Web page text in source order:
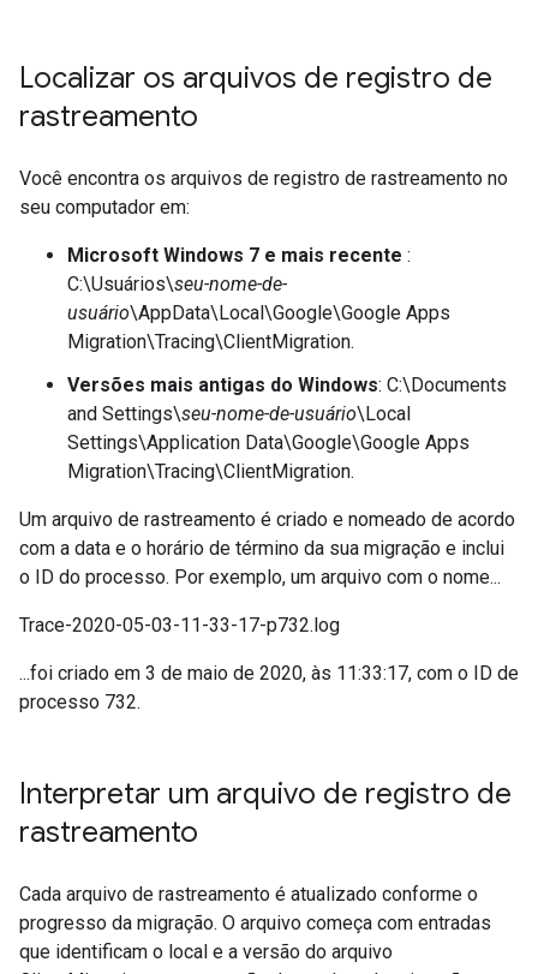
Localizar os arquivos de registro de
rastreamento
Você encontra os arquivos de registro de rastreamento no
seu computador em:
Microsoft Windows 7 e mais recente :
C:\Usuários\seu-nome-de-
usuário\AppData\Local\Google\Google Apps
Migration\Tracing\ClientMigration.
Versões mais antigas do Windows: C:\Documents
and Settings\seu-nome-de-usuário\Local
Settings\Application Data\Google\Google Apps
Migration\Tracing\ClientMigration.
Um arquivo de rastreamento é criado e nomeado de acordo
com a data e o horário de término da sua migração e inclui
o ID do processo. Por exemplo, um arquivo com o nome...
Trace-2020-05-03-11-33-17-p732.log
...foi criado em 3 de maio de 2020, às 11:33:17, com o ID de
processo 732.
Interpretar um arquivo de registro de
rastreamento
Cada arquivo de rastreamento é atualizado conforme o
progresso da migração. O arquivo começa com entradas
que identificam o local e a versão do arquivo